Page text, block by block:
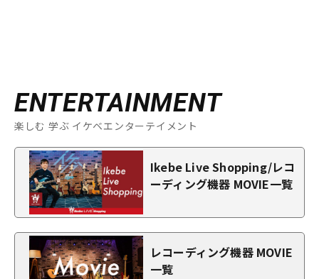
ENTERTAINMENT
楽しむ 学ぶ イケベエンターテイメント
Ikebe Live Shopping/レコ
ーディング機器 MOVIE一覧
レコーディング機器 MOVIE
一覧